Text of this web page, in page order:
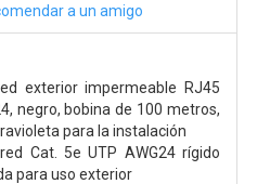
a un amigo
exterior impermeable RJ45
negro, bobina de 100 metros,
para la instalación
Cat. 5e UTP AWG24 rígido
para uso exterior